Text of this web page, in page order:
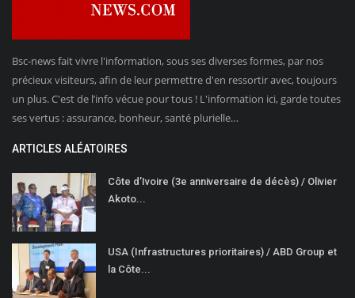
Bsc-news fait vivre l'information, sous ses diverses formes, par nos
précieux visiteurs, afin de leur permettre d'en ressortir avec, toujours
un plus. C'est de l’info vécue pour tous ! L'information ici, garde toutes
ses vertus : assurance, bonheur, santé plurielle…
ARTICLES ALÉATOIRES
Côte d’Ivoire (3e anniversaire de décès) / Olivier
Akoto...
USA (Infrastructures prioritaires) / ABD Group et
la Côte...